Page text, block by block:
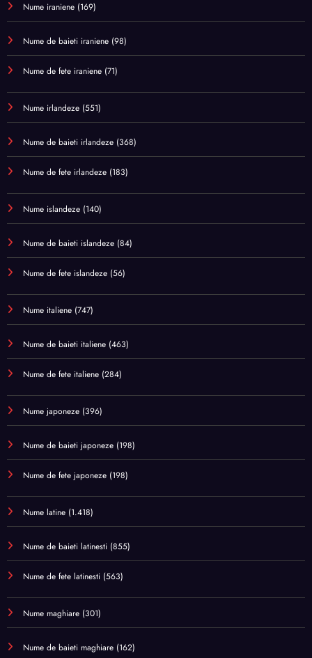
Nume iraniene (169)
Nume de baieti iraniene (98)
Nume de fete iraniene (71)
Nume irlandeze (551)
Nume de baieti irlandeze (368)
Nume de fete irlandeze (183)
Nume islandeze (140)
Nume de baieti islandeze (84)
Nume de fete islandeze (56)
Nume italiene (747)
Nume de baieti italiene (463)
Nume de fete italiene (284)
Nume japoneze (396)
Nume de baieti japoneze (198)
Nume de fete japoneze (198)
Nume latine (1.418)
Nume de baieti latinesti (855)
Nume de fete latinesti (563)
Nume maghiare (301)
Nume de baieti maghiare (162)